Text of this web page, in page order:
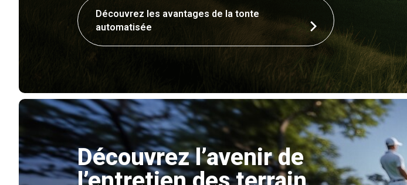
Découvrez les avantages de la tonte
automatisée
Découvrez l’avenir de